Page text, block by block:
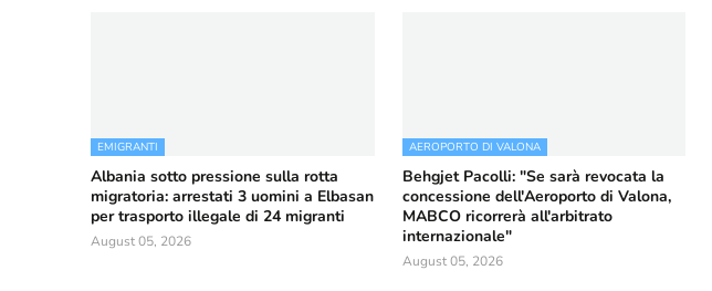
EMIGRANTI
Albania sotto pressione sulla rotta
migratoria: arrestati 3 uomini a Elbasan
per trasporto illegale di 24 migranti
August 05, 2026
AEROPORTO DI VALONA
Behgjet Pacolli: "Se sarà revocata la
concessione dell'Aeroporto di Valona,
MABCO ricorrerà all'arbitrato
internazionale"
August 05, 2026